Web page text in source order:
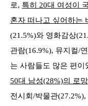
로, 특히 20대 여성이
혼자 떠나고 싶어하는
(21.5%)와 영화감상
관람(16.9%), 뮤지컬/
는 사람들도 많은 편이
50대 남성(28%)의 로망
전시회/박물관